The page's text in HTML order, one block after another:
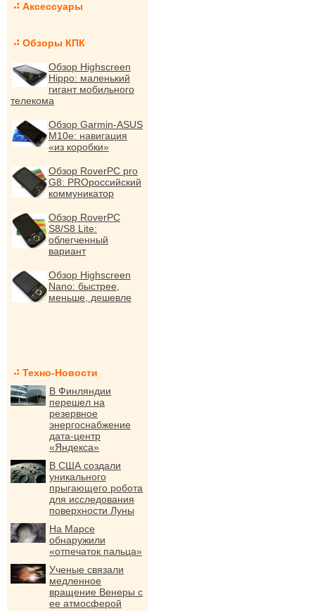
Аксессуары
Обзоры КПК
Обзор Highscreen
Hippo: маленький
гигант мобильного
телекома
Обзор Garmin-ASUS
M10e: навигация
«из коробки»
Обзор RoverPC pro
G8: PROроссийский
коммуникатор
Обзор RoverPC
S8/S8 Lite:
облегченный
вариант
Обзор Highscreen
Nano: быстрее,
меньше, дешевле
Техно-Новости
В Финляндии
перешел на
резервное
энергоснабжение
дата-центр
«Яндекса»
В США создали
уникального
прыгающего робота
для исследования
поверхности Луны
На Марсе
обнаружили
«отпечаток пальца»
Ученые связали
медленное
вращение Венеры с
ее атмосферой